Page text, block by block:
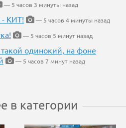
— 5 часов 3 минуты назад
КИТ!
— 5 часов 4 минуты назад
— 5 часов 5 минут назад
одинокий, на фоне
— 5 часов 7 минут назад
в категории